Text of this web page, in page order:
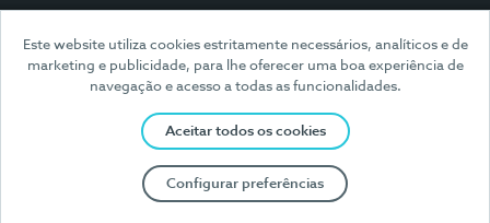
Este website utiliza cookies estritamente necessários, analíticos e de
marketing e publicidade, para lhe oferecer uma boa experiência de
navegação e acesso a todas as funcionalidades.
Aceitar todos os cookies
Configurar preferências